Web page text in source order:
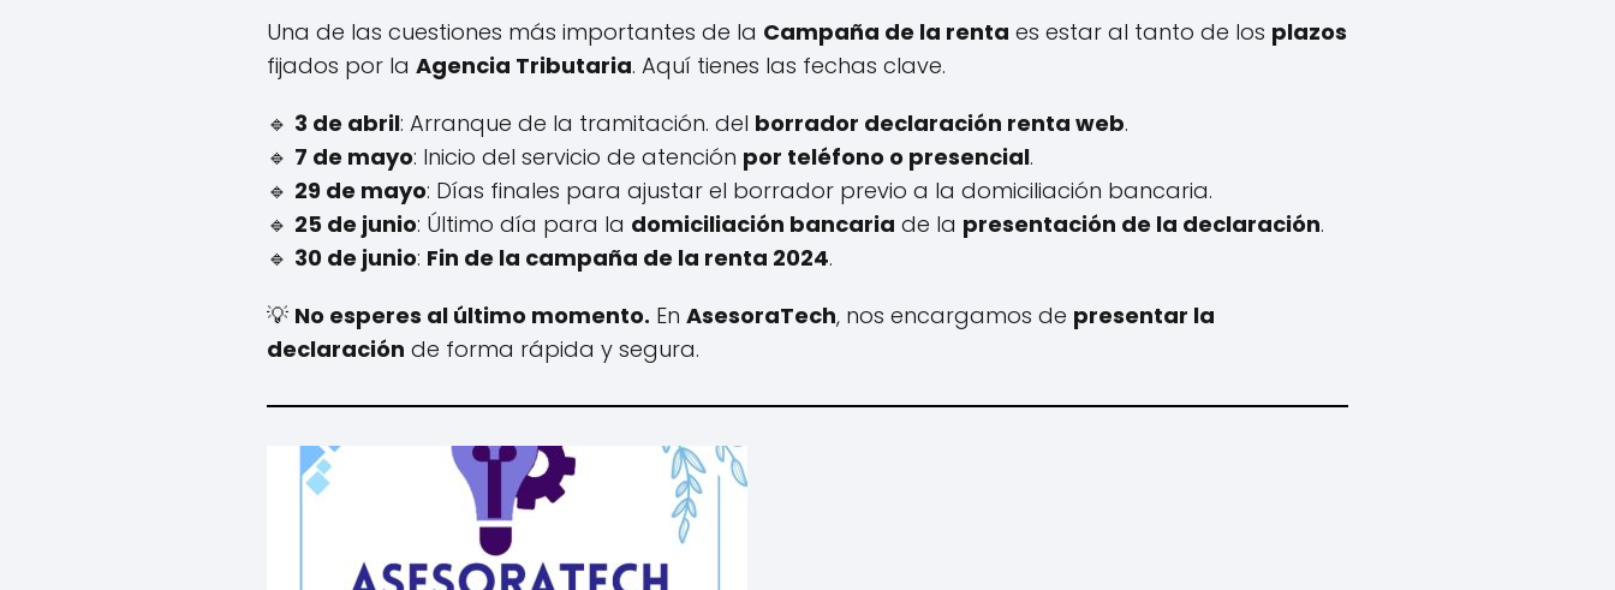
Una de las cuestiones más importantes de la Campaña de la renta es estar al tanto de los plazos
fijados por la Agencia Tributaria. Aquí tienes las fechas clave.
🔹 3 de abril: Arranque de la tramitación. del borrador declaración renta web.
🔹 7 de mayo: Inicio del servicio de atención por teléfono o presencial.
🔹 29 de mayo: Días finales para ajustar el borrador previo a la domiciliación bancaria.
🔹 25 de junio: Último día para la domiciliación bancaria de la presentación de la declaración.
🔹 30 de junio: Fin de la campaña de la renta 2024.
💡 No esperes al último momento. En AsesoraTech, nos encargamos de presentar la
declaración de forma rápida y segura.